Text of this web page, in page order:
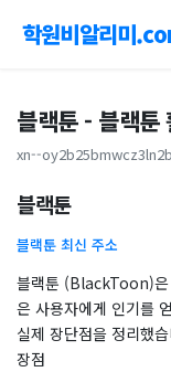
학원비알리미
블랙툰 - 블랙툰
xn--
블랙툰
블랙툰 최신 주소
블랙툰 (BlackToon)은
은 사용자에게 인기를
실제 장단점을 정리했
장점